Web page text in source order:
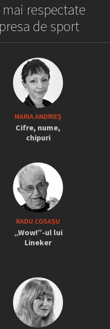
mai respectate
de sport
MARIA ANDRIEŞ
Cifre, nume,
chipuri
RADU COSAȘU
„Wow!”-ul lui
Lineker